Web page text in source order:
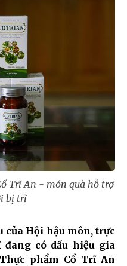
Trĩ An - món quà hỗ trợ
bị trĩ
của Hội hậu môn, trực
có dấu hiệu gia
phẩm Cổ Trĩ An